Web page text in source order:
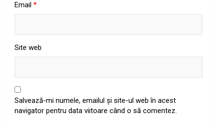
Email *
Site web
Salvează-mi numele, emailul și site-ul web în acest
navigator pentru data viitoare când o să comentez.